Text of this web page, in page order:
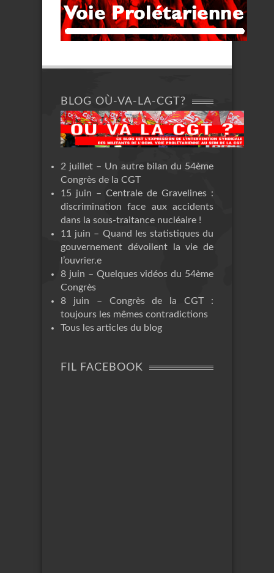
BLOG OÙ-VA-LA-CGT?
2 juillet – Un autre bilan du 54ème
Congrès de la CGT
15 juin – Centrale de Gravelines :
discrimination face aux accidents
dans la sous-traitance nucléaire !
11 juin – Quand les statistiques du
gouvernement dévoilent la vie de
l’ouvrier.e
8 juin – Quelques vidéos du 54ème
Congrès
8 juin – Congrès de la CGT :
toujours les mêmes contradictions
Tous les articles du blog
FIL FACEBOOK